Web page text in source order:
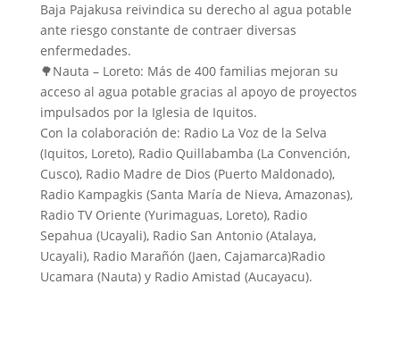
Baja Pajakusa reivindica su derecho al agua potable
ante riesgo constante de contraer diversas
enfermedades.
🌳Nauta – Loreto: Más de 400 familias mejoran su
acceso al agua potable gracias al apoyo de proyectos
impulsados por la Iglesia de Iquitos.
Con la colaboración de: Radio La Voz de la Selva
(Iquitos, Loreto), Radio Quillabamba (La Convención,
Cusco), Radio Madre de Dios (Puerto Maldonado),
Radio Kampagkis (Santa María de Nieva, Amazonas),
Radio TV Oriente (Yurimaguas, Loreto), Radio
Sepahua (Ucayali), Radio San Antonio (Atalaya,
Ucayali), Radio Marañón (Jaen, Cajamarca)Radio
Ucamara (Nauta) y Radio Amistad (Aucayacu).